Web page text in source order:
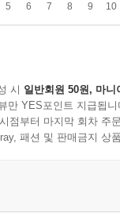
5 6 7 8 9 10
시 일반회원 50원, 마니
만 YES포인트 지급됩니
점부터 마지막 회차 주
패션 및 판매금지 상